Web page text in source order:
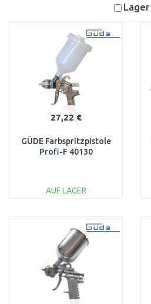
Lager
27,22 €
GÜDE Farbspritzpistole
Profi-F 40130
AUF LAGER
Vergleichen